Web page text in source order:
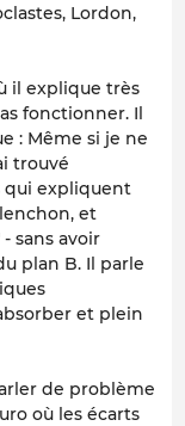
Lordon,
il explique très
fonctionner. Il
: Même si je ne
trouvé
qui expliquent
et
sans avoir
plan B. Il parle
et plein
de problème
où les écarts